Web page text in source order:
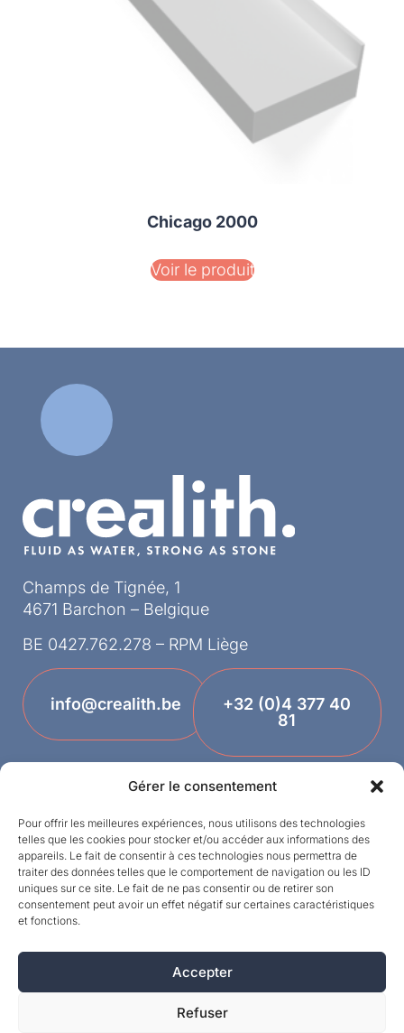
Gérer le consentement
Pour offrir les meilleures expériences, nous utilisons des technologies
telles que les cookies pour stocker et/ou accéder aux informations des
appareils. Le fait de consentir à ces technologies nous permettra de
traiter des données telles que le comportement de navigation ou les ID
uniques sur ce site. Le fait de ne pas consentir ou de retirer son
consentement peut avoir un effet négatif sur certaines caractéristiques
et fonctions.
Accepter
Refuser
Chicago 2000
Voir le produit
Champs de Tignée, 1
4671 Barchon – Belgique
BE 0427.762.278 – RPM Liège
info@crealith.be
+32 (0)4 377 40
81
©MPI 2026 – Crealith est une marque déposée
de Mineral Products International S.A. – Tous
Termes et conditions
Vie privée